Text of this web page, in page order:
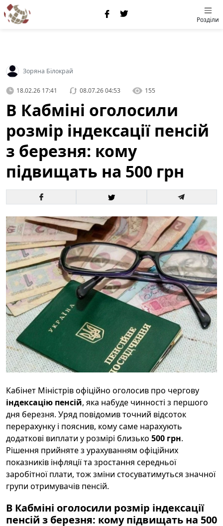
Розділи
Зоряна Білокрай
18.02.26 17:41 08.07.26 04:53 155
В Кабміні оголосили
розмір індексації пенсій
з березня: кому
підвищать на 500 грн
Кабінет Міністрів офіційно оголосив про чергову
індексацію пенсій, яка набуде чинності з першого
дня березня. Уряд повідомив точний відсоток
перерахунку і пояснив, кому саме нарахують
додаткові виплати у розмірі близько 500 грн.
Рішення прийняте з урахуванням офіційних
показників інфляції та зростання середньої
заробітної плати, тож зміни стосуватимуться значної
групи отримувачів пенсій.
В Кабміні оголосили розмір індексації
пенсій з березня: кому підвищать на 500